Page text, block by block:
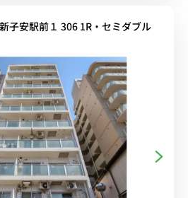
子安駅前１ 306 1R・セミダブル